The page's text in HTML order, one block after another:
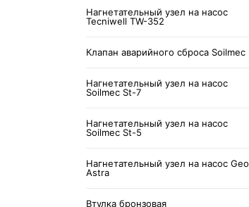
Нагнетательный узел на насос
Tecniwell TW-352
Клапан аварийного сброса Soilmec
Нагнетательный узел на насос
Soilmec St-7
Нагнетательный узел на насос
Soilmec St-5
Нагнетательный узел на насос Geo
Astra
Втулка бронзовая